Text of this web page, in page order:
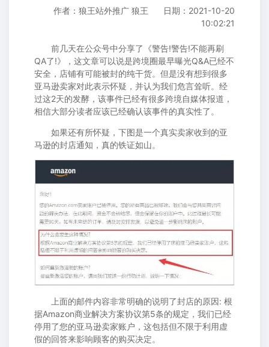
作者：狼王站外推广 狼王
日期：2021-10-20
10:02:21
前几天在公众号中分享了《警告!警告!不能再刷
QA了!》，这文章可以说是跨境圈最早曝光Q&A已经不
安全，店铺有可能被封的纯干货。但是没有想到很多
亚马逊卖家对此表示怀疑，并认为我们危言耸听。经
过这2天的发酵，该事件已经有很多跨境自媒体报道，
相信大部分读者应该已经确认该事件的真实性了。
如果还有所怀疑，下图是一个真实卖家收到的亚
马逊的封店通知，真的铁证如山。
上面的邮件内容非常明确的说明了封店的原因: 根
据Amazon商业解决方案协议第5条的规定，我们已经
停用了您的亚马逊卖家账户，这包括但不限于利用虚
假的回答来影响顾客的购买决定。